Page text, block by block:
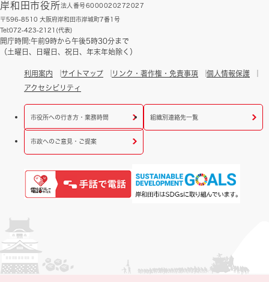
岸和田市役所法人番号6000020272027
〒596-8510 大阪府岸和田市岸城町7番1号
Tel:072-423-2121(代表)
開庁時間:午前9時から午後5時30分まで
（土曜日、日曜日、祝日、年末年始除く）
利用案内 サイトマップ リンク・著作権・免責事項
個人情報保護
アクセシビリティ
市役所への行き方・業務時間 組織別連絡先一覧
市政へのご意見・ご提案